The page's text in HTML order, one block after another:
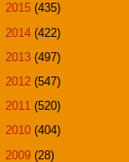
2015 (435)
2014 (422)
2013 (497)
2012 (547)
2011 (520)
2010 (404)
2009 (28)